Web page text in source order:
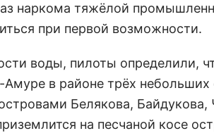
наркома тяжёлой
при первой возможности.
воды, пилоты определили,
Амуре в районе трёх небольших
Белякова, Байдукова,
на песчаной косе